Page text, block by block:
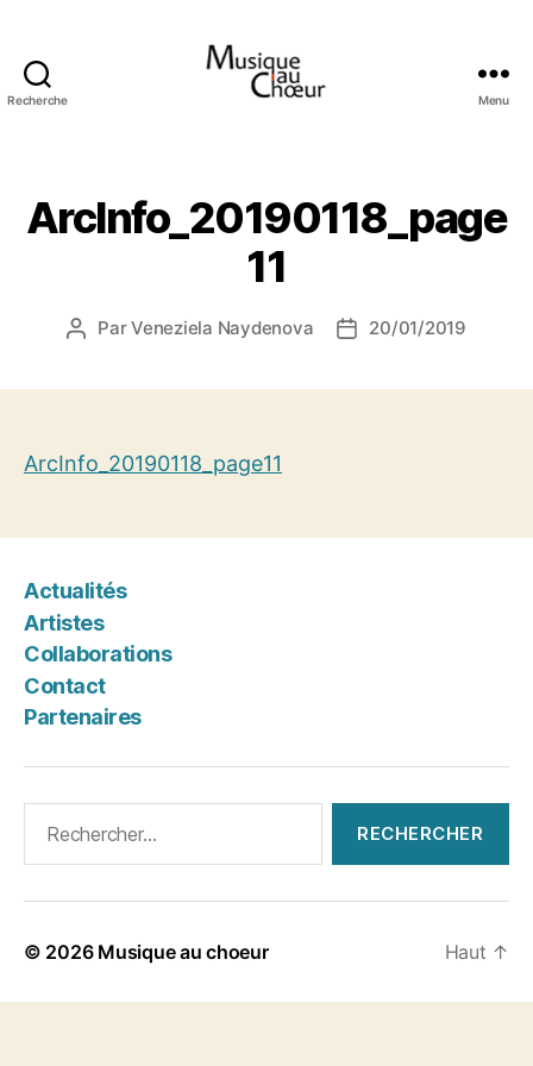
Recherche Menu
ArcInfo_20190118_page
11
Auteur
ParVeneziela Naydenova
Date20/01/2019
ArcInfo_20190118_page11
Actualités
Artistes
Collaborations
Contact
Partenaires
© 2026 Musique au choeur Haut ↑